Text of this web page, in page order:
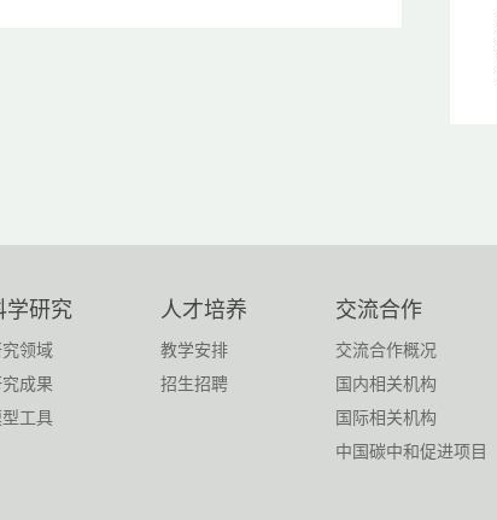
学研究
领域
成果
工具
人才培养
教学安排
招生招聘
交流合作
交流合作概况
国内相关机构
国际相关机构
中国碳中和促进项目